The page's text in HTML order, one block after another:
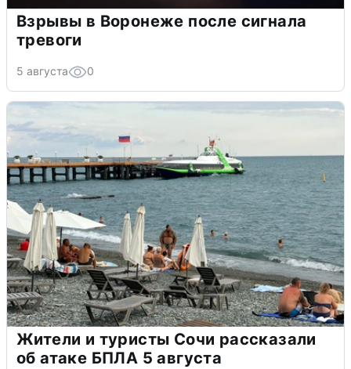
Взрывы в Воронеже после сигнала
тревоги
5 августа 0
Жители и туристы Сочи рассказали
об атаке БПЛА 5 августа